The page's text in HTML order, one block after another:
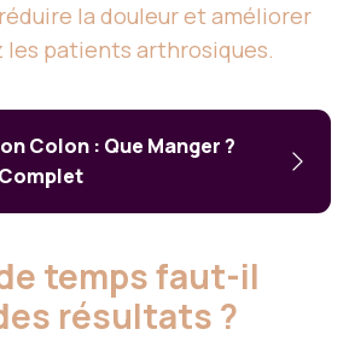
la douleur et améliorer
les patients arthrosiques.
Colon : Que Manger ?
temps faut-il
résultats ?